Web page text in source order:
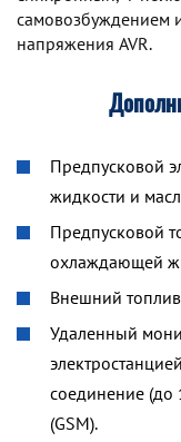
самовозбуждением
напряжения AVR.
Предпусковой
жидкости и
Предпусковой
охлаждающей
Внешний
Удаленный
соединение (до
(GSM).